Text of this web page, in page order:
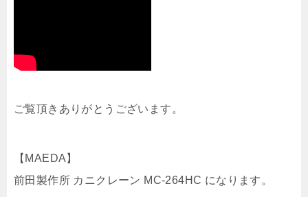
ご覧頂きありがとうございます。
【MAEDA】
前田製作所 カニクレーン MC-264HC になります。